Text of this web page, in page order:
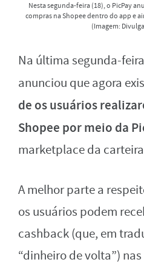
Nesta segunda-feira (18), o PicPay
compras na Shopee dentro do app e
(Imagem:
Na última segunda-
anunciou que agora
de os usuários
Shopee por meio da
marketplace da
A melhor parte a
os usuários podem
cashback (que, em
“dinheiro de volta”)